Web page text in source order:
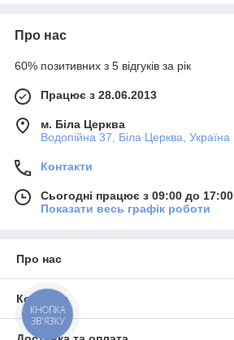
Про нас
60% позитивних з 5 відгуків за рік
Працює з 28.06.2013
м. Біла Церква
Водопійна 37, Біла Церква, Україна
Контакти
Сьогодні працює з 09:00 до 17:00
Показати весь графік роботи
Про нас
Контакти
КНОПКА
ЗВ'ЯЗКУ